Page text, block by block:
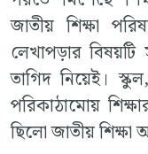
জাতীয় শিক্ষা
লেখাপড়ার
তাগিদ নিয়েই।
পরিকাঠামোয়
ছিলো জাতীয় শিক্ষা